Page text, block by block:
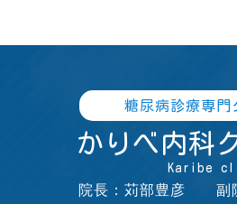
糖尿病診療専門
かりべ内科
Karibe
院長：苅部豊彦 副